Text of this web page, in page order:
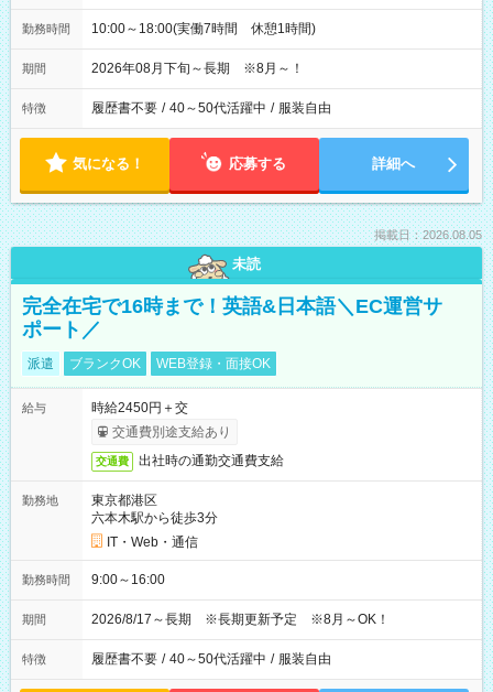
勤務時間 10:00～18:00(実働7時間 休憩1時間)
期間 2026年08月下旬～長期 ※8月～！
特徴 履歴書不要 / 40～50代活躍中 / 服装自由
気になる！ 応募する 詳細へ
掲載日：2026.08.05
未読
完全在宅で16時まで！英語&日本語＼EC運営サ
ポート／
派遣 ブランクOK WEB登録・面接OK
給与
時給2450円＋交
交通費別途支給あり
交通費 出社時の通勤交通費支給
勤務地
東京都港区
六本木駅から徒歩3分
IT・Web・通信
勤務時間 9:00～16:00
期間 2026/8/17～長期 ※長期更新予定 ※8月～OK！
特徴 履歴書不要 / 40～50代活躍中 / 服装自由